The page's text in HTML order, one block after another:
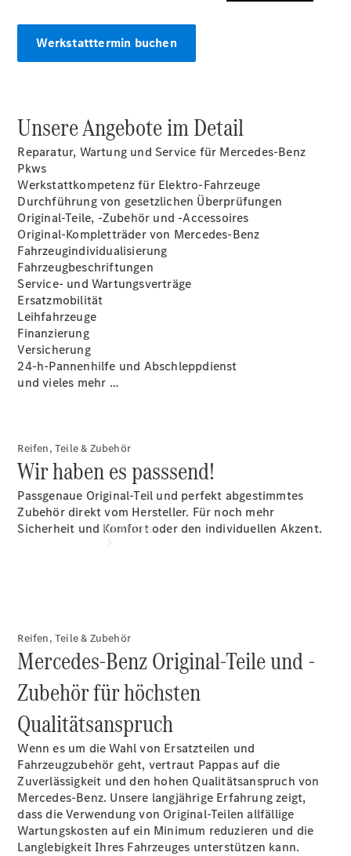
Service &
Reparatur
Reifen, Teile
Felgenreparatur
Pannen- &
Unfallhilfe
Garantie
Pappas
Reifenhotel
Pappas
Rückrufe
Über uns
Kontakt
Über
Pappas
Werkstatttermin buchen
Unsere Angebote im Detail
Reparatur, Wartung und Service für Mercedes-Benz
Pkws
Werkstattkompetenz für Elektro-Fahrzeuge
Durchführung von gesetzlichen Überprüfungen
Original-Teile, -Zubehör und -Accessoires
Original-Kompletträder von Mercedes-Benz
Fahrzeugindividualisierung
Fahrzeugbeschriftungen
Service- und Wartungsverträge
Ersatzmobilität
Leihfahrzeuge
Finanzierung
Versicherung
24-h-Pannenhilfe und Abschleppdienst
und vieles mehr …
Reifen, Teile & Zubehör
Wir haben es passsend!
Passgenaue Original-Teil und perfekt abgestimmtes
Zubehör direkt vom Hersteller. Für noch mehr
Sicherheit und Komfort oder den individuellen Akzent.
Reifen, Teile & Zubehör
Mercedes-Benz Original-Teile und -
Zubehör für höchsten
Qualitätsanspruch
Wenn es um die Wahl von Ersatzteilen und
Fahrzeugzubehör geht, vertraut Pappas auf die
Zuverlässigkeit und den hohen Qualitätsanspruch von
Mercedes-Benz. Unsere langjährige Erfahrung zeigt,
dass die Verwendung von Original-Teilen allfällige
Wartungskosten auf ein Minimum reduzieren und die
Langlebigkeit Ihres Fahrzeuges unterstützen kann.